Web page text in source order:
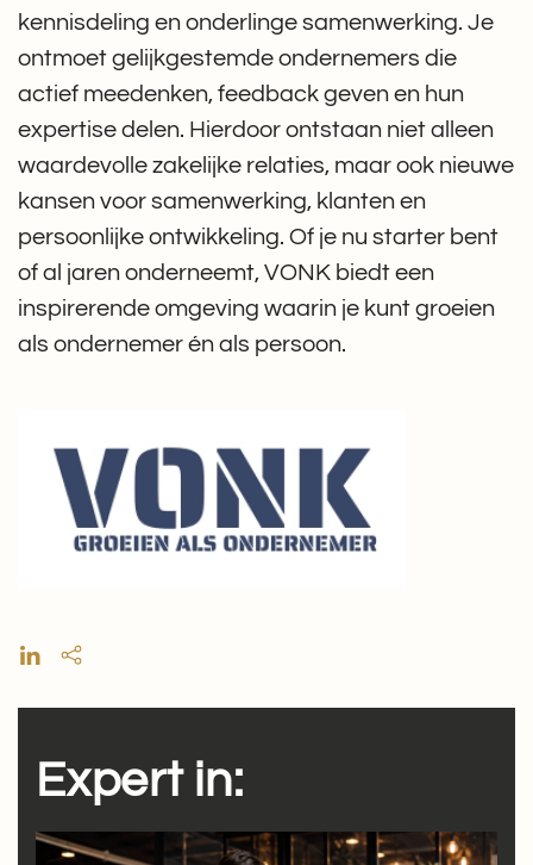
kennisdeling en onderlinge samenwerking. Je
ontmoet gelijkgestemde ondernemers die
actief meedenken, feedback geven en hun
expertise delen. Hierdoor ontstaan niet alleen
waardevolle zakelijke relaties, maar ook nieuwe
kansen voor samenwerking, klanten en
persoonlijke ontwikkeling. Of je nu starter bent
of al jaren onderneemt, VONK biedt een
inspirerende omgeving waarin je kunt groeien
als ondernemer én als persoon.
Expert in: